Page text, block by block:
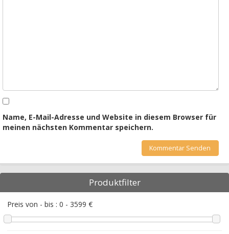
Name, E-Mail-Adresse und Website in diesem Browser für
meinen nächsten Kommentar speichern.
Produktfilter
Preis von - bis : 0 - 3599 €